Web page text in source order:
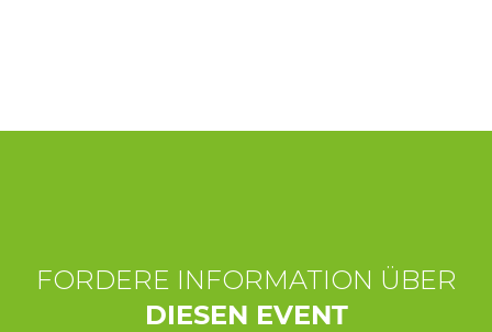
FORDERE INFORMATION ÜBER
DIESEN EVENT